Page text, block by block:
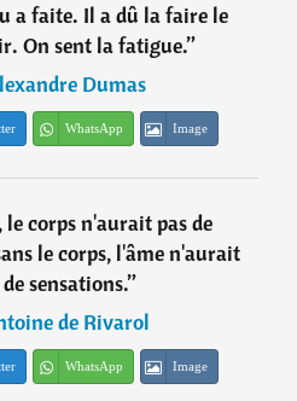
a faite. Il a dû la faire le
On sent la fatigue.”
Dumas
WhatsApp Image
le corps n'aurait pas de
le corps, l'âme n'aurait
sensations.”
de Rivarol
WhatsApp Image